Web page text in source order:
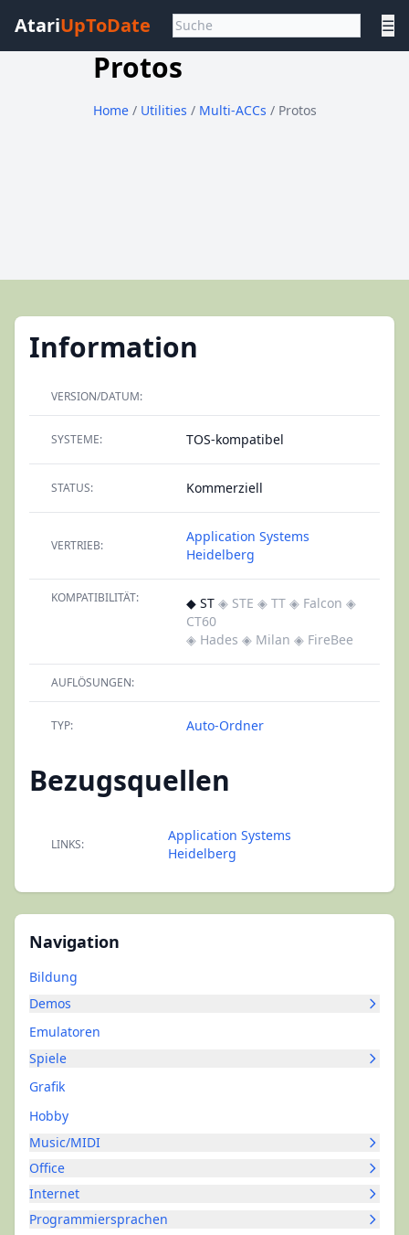
AtariUpToDate ☰
Protos
Home/ Utilities / Multi-ACCs / Protos
Navigation
Bildung
Demos
Emulatoren
Spiele
Grafik
Hobby
Music/MIDI
Office
Internet
Programmiersprachen
Information
VERSION/DATUM:
SYSTEME: TOS-kompatibel
STATUS: Kommerziell
VERTRIEB:
Application Systems
Heidelberg
KOMPATIBILITÄT: ◆ ST ◈ STE ◈ TT ◈ Falcon ◈
CT60
◈ Hades ◈ Milan ◈ FireBee
AUFLÖSUNGEN:
TYP: Auto-Ordner
Bezugsquellen
LINKS:
Application Systems
Heidelberg